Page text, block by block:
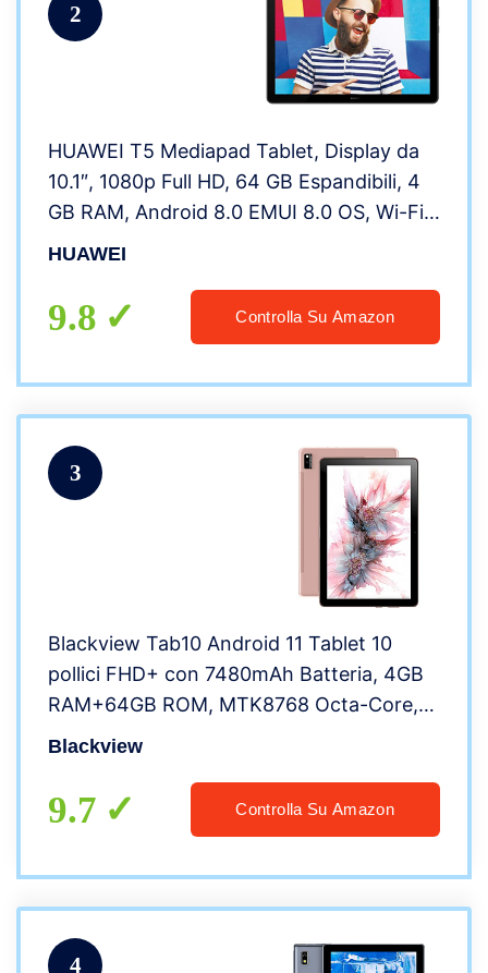
2
HUAWEI T5 Mediapad Tablet, Display da
10.1″, 1080p Full HD, 64 GB Espandibili, 4
GB RAM, Android 8.0 EMUI 8.0 OS, Wi-Fi,
Nero
HUAWEI
9.8 Controlla Su Amazon
3
Blackview Tab10 Android 11 Tablet 10
pollici FHD+ con 7480mAh Batteria, 4GB
RAM+64GB ROM, MTK8768 Octa-Core,
128GB Espandibili, Fotocamera
in Offerta -Oro Rosa
Blackview
9.7 Controlla Su Amazon
4